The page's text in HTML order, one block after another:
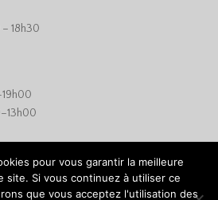
18h30
pour vous garantir la meilleure
site. Si vous continuez à utiliser ce
que vous acceptez l'utilisation des